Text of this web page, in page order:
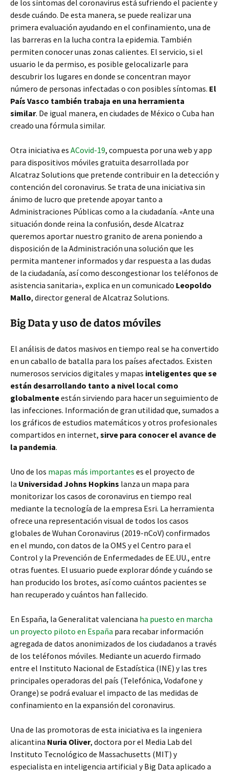
de los síntomas del coronavirus está sufriendo el paciente y
desde cuándo. De esta manera, se puede realizar una
primera evaluación ayudando en el confinamiento, una de
las barreras en la lucha contra la epidemia. También
permiten conocer unas zonas calientes. El servicio, si el
usuario le da permiso, es posible gelocalizarle para
descubrir los lugares en donde se concentran mayor
número de personas infectadas o con posibles síntomas. El
País Vasco también trabaja en una herramienta
similar. De igual manera, en ciudades de México o Cuba han
creado una fórmula similar.
Otra iniciativa es ACovid-19, compuesta por una web y app
para dispositivos móviles gratuita desarrollada por
Alcatraz Solutions que pretende contribuir en la detección y
contención del coronavirus. Se trata de una iniciativa sin
ánimo de lucro que pretende apoyar tanto a
Administraciones Públicas como a la ciudadanía. «Ante una
situación donde reina la confusión, desde Alcatraz
queremos aportar nuestro granito de arena poniendo a
disposición de la Administración una solución que les
permita mantener informados y dar respuesta a las dudas
de la ciudadanía, así como descongestionar los teléfonos de
asistencia sanitaria», explica en un comunicado Leopoldo
Mallo, director general de Alcatraz Solutions.
Big Data y uso de datos móviles
El análisis de datos masivos en tiempo real se ha convertido
en un caballo de batalla para los países afectados. Existen
numerosos servicios digitales y mapas inteligentes que se
están desarrollando tanto a nivel local como
globalmenteestán sirviendo para hacer un seguimiento de
las infecciones. Información de gran utilidad que, sumados a
los gráficos de estudios matemáticos y otros profesionales
compartidos en internet, sirve para conocer el avance de
la pandemia.
Uno de los mapas más importantes es el proyecto de
la Universidad Johns Hopkins lanza un mapa para
monitorizar los casos de coronavirus en tiempo real
mediante la tecnología de la empresa Esri. La herramienta
ofrece una representación visual de todos los casos
globales de Wuhan Coronavirus (2019-nCoV) confirmados
en el mundo, con datos de la OMS y el Centro para el
Control y la Prevención de Enfermedades de EE.UU., entre
otras fuentes. El usuario puede explorar dónde y cuándo se
han producido los brotes, así como cuántos pacientes se
han recuperado y cuántos han fallecido.
En España, la Generalitat valenciana ha puesto en marcha
un proyecto piloto en España para recabar información
agregada de datos anonimizados de los ciudadanos a través
de los teléfonos móviles. Mediante un acuerdo firmado
entre el Instituto Nacional de Estadística (INE) y las tres
principales operadoras del país (Telefónica, Vodafone y
Orange) se podrá evaluar el impacto de las medidas de
confinamiento en la expansión del coronavirus.
Una de las promotoras de esta iniciativa es la ingeniera
alicantina Nuria Oliver, doctora por el Media Lab del
Instituto Tecnológico de Massachusetts (MIT) y
especialista en inteligencia artificial y Big Data aplicado a